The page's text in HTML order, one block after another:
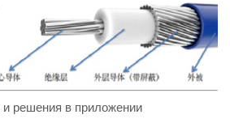
решения в приложении